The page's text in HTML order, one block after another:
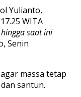
Yulianto,
WITA
saat ini
Senin
massa tetap
santun.